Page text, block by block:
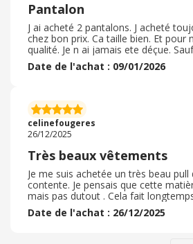
Pantalon
J ai acheté 2 pantalons. J acheté
chez bon prix. Ca taille bien. Et pour
qualité. Je n ai jamais ete déçue.
fois a cause de la taille. Chez bon
tres bonnes qualités. Je
internet propose aussi des soldes
prix ce qui n est pas négligeable !
Date de l'achat : 09/01/2026
celinefougeres
26/12/2025
Très beaux vêtements
Je me suis achetée un très beau
contente. Je pensais que cette
mais pas dutout . Cela fait
Bonprix, je suis rarement déçue ?
vaut le coût, si la taille ne vous
Date de l'achat : 26/12/2025